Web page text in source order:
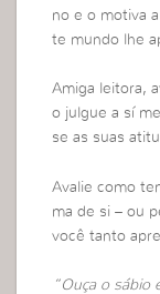
no e o motiva
te mundo lhe
Amiga leitora,
o julgue a sí
se as suas
Avalie como
ma de si – ou
você tanto
“Ouça o sábio